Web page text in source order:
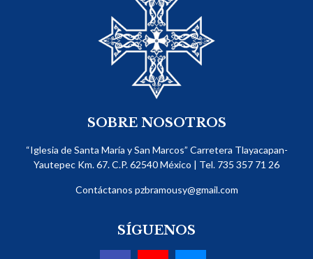
SOBRE NOSOTROS
“Iglesia de Santa María y San Marcos” Carretera Tlayacapan-
Yautepec Km. 67. C.P. 62540​ México | Tel. 735 357 71 26
Contáctanos pzbramousy@gmail.com
SÍGUENOS